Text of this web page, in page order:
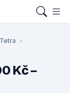
Tetra
Kč –